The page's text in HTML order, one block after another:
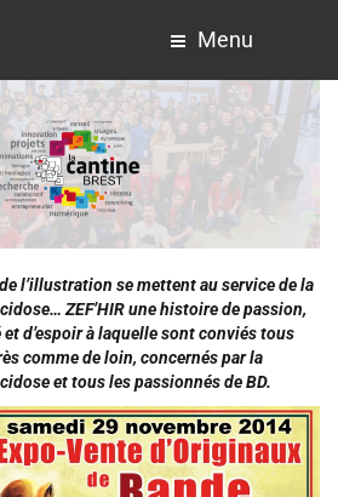
Menu
l’illustration se mettent au service de la
ZEF’HIR une histoire de passion,
d’espoir à laquelle sont conviés tous
comme de loin, concernés par la
et tous les passionnés de BD.